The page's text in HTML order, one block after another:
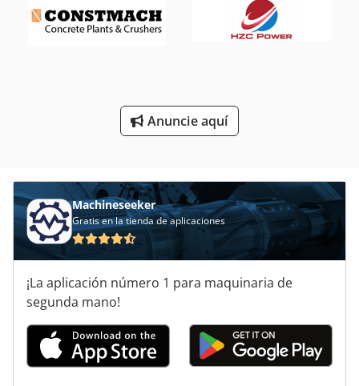
Techo De Entrada De Aire
Torre De Enfriamiento
Anuncie aquí
Machineseeker
Gratis en la tienda de aplicaciones
¡La aplicación número 1 para maquinaria de
segunda mano!